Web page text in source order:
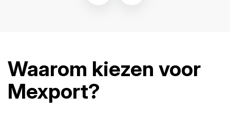
Waarom kiezen voor
Mexport?